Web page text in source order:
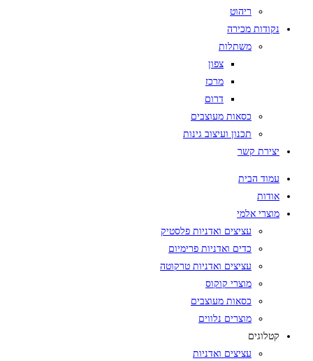
ריהוט
נקודות מכירה
משתלות
צפון
מרכז
דרום
כסאות מעוצבים
תכנון ועיצוב גינות
יצירת קשר
עמוד הבית
אודות
מוצרי אלמי
עציצים ואדניות פלסטיק
כדים ואדניות פרימיום
עציצים ואדניות טרקוטה
מוצרי קוקוס
כסאות מעוצבים
מוצרים נלווים
קטלוגים
עציצים ואדניות